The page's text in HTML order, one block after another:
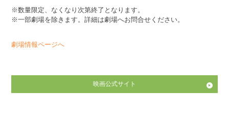
※数量限定、なくなり次第終了となります。
※一部劇場を除きます。詳細は劇場へお問合せください。
劇場情報ページへ
映画公式サイト